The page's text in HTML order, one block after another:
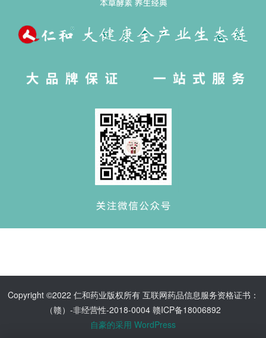
Copyright ©2022 仁和药业版权所有 互联网药品信息服务资格证书：
（赣）-非经营性-2018-0004 赣ICP备18006892
自豪的采用 WordPress